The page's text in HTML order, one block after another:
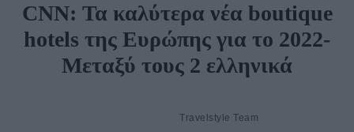
CNN: Τα καλύτερα νέα boutique
hotels της Ευρώπης για το 2022-
Μεταξύ τους 2 ελληνικά
Travelstyle Team